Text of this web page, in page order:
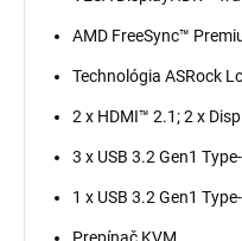
AMD FreeSync™
Technológia ASRock
2 x HDMI™ 2.1; 2 x
3 x USB 3.2 Gen1
1 x USB 3.2 Gen1
Prepínač KVM